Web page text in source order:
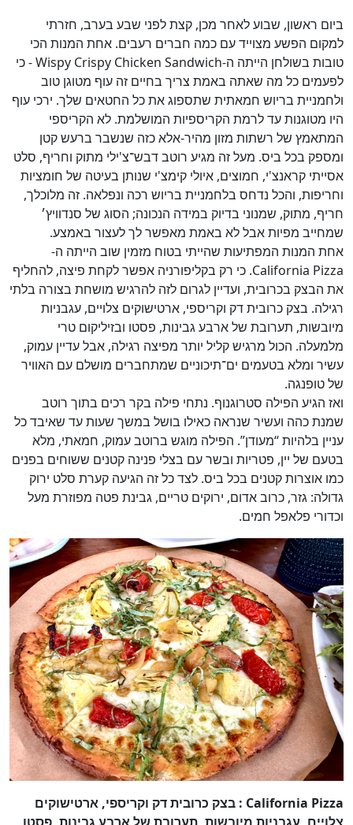
ביום ראשון, שבוע לאחר מכן, קצת לפני שבע בערב, חזרתי
למקום הפשע מצוייד עם כמה חברים רעבים. אחת המנות הכי
טובות בשולחן הייתה ה-Wispy Crispy Chicken Sandwich - כי
לפעמים כל מה שאתה באמת צריך בחיים זה עוף מטוגן טוב
ולחמניית בריוש חמאתית שתספוג את כל החטאים שלך. ירכי עוף
היו מטוגנות עד לרמת הקריספיות המושלמת. לא הקריספי
המתאמץ של רשתות מזון מהיר-אלא כזה שנשבר ברעש קטן
ומספק בכל ביס. מעל זה מגיע רוטב דבש־צ'ילי מתוק וחריף, סלט
אסייתי קראנצ'י, חמוצים, איולי קימצ'י שנותן בעיטה של חומציות
וחריפות, והכל נדחס בלחמניית בריוש רכה ונפלאה. זה מלוכלך,
חריף, מתוק, שמנוני בדיוק במידה הנכונה; הסוג של סנדוויץ׳
שמחייב מפיות אבל לא באמת מאפשר לך לעצור באמצע.
אחת המנות המפתיעות שהייתי בטוח מזמין שוב הייתה ה-
California Pizza. כי רק בקליפורניה אפשר לקחת פיצה, להחליף
את הבצק בכרובית, ועדיין לגרום לזה להרגיש מושחת בצורה בלתי
רגילה. בצק כרובית דק וקריספי, ארטישוקים צלויים, עגבניות
מיובשות, תערובת של ארבע גבינות, פסטו ובזיליקום טרי
מלמעלה. הכול מרגיש קליל יותר מפיצה רגילה, אבל עדיין עמוק,
עשיר ומלא בטעמים ים־תיכוניים שמתחברים מושלם עם האוויר
של טופנגה.
ואז הגיע הפילה סטרוגנוף. נתחי פילה בקר רכים בתוך רוטב
שמנת כהה ועשיר שנראה כאילו בושל במשך שעות עד שאיבד כל
עניין בלהיות “מעודן”. הפילה מוגש ברוטב עמוק, חמאתי, מלא
בטעם של יין, פטריות ובשר עם בצלי פנינה קטנים ששוחים בפנים
כמו אוצרות קטנים בכל ביס. לצד כל זה הגיעה קערת סלט ירוק
גדולה: גזר, כרוב אדום, ירוקים טריים, גבינת פטה מפוזרת מעל
וכדורי פלאפל חמים.
California Pizza : בצק כרובית דק וקריספי, ארטישוקים
100%כן